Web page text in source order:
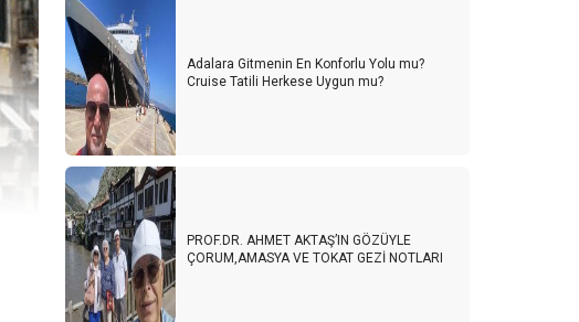
Adalara Gitmenin En Konforlu Yolu mu?
Cruise Tatili Herkese Uygun mu?
PROF.DR. AHMET AKTAŞ’IN GÖZÜYLE
ÇORUM,AMASYA VE TOKAT GEZİ NOTLARI